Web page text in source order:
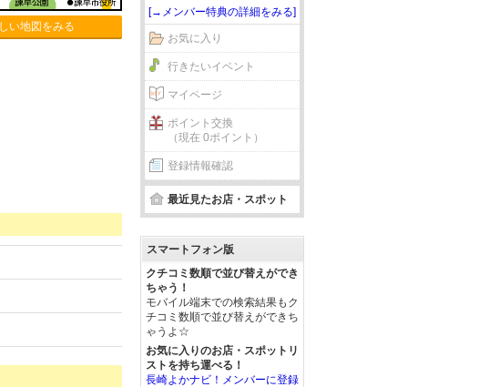
い地図をみる
[→メンバー特典の詳細をみる]
お気に入り
行きたいイベント
マイページ
ポイント交換
（現在 0ポイント）
登録情報確認
最近見たお店・スポット
スマートフォン版
クチコミ数順で並び替えができ
ちゃう！
モバイル端末での検索結果もク
チコミ数順で並び替えができち
ゃうよ☆
お気に入りのお店・スポットリ
ストを持ち運べる！
長崎よかナビ！メンバーに登録